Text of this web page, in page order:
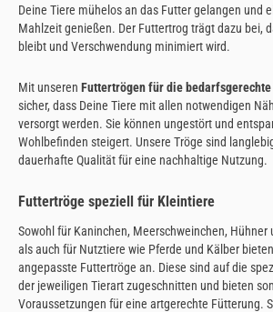
Deine Tiere mühelos an das Futter gelangen und
Mahlzeit genießen. Der Futtertrog trägt dazu bei,
bleibt und Verschwendung minimiert wird.
Mit unseren Futtertrögen für die bedarfsgerechte
sicher, dass Deine Tiere mit allen notwendigen
versorgt werden. Sie können ungestört und
Wohlbefinden steigert. Unsere Tröge sind
dauerhafte Qualität für eine nachhaltige Nutzung.
Futtertröge speziell für Kleintiere
Sowohl für Kaninchen, Meerschweinchen, Hühner
als auch für Nutztiere wie Pferde und Kälber bieten
angepasste Futtertröge an. Diese sind auf die
der jeweiligen Tierart zugeschnitten und bieten
Voraussetzungen für eine artgerechte Fütterung.